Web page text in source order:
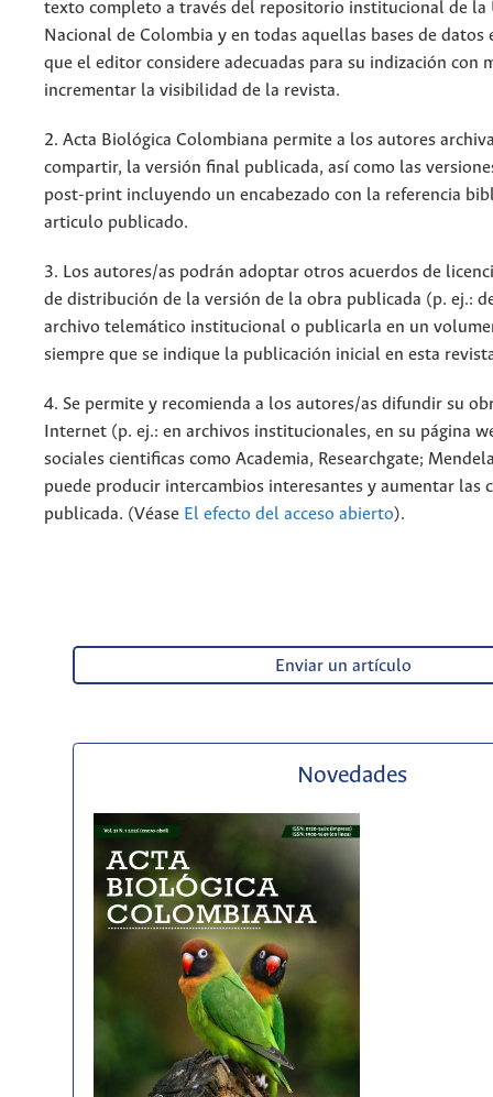
texto completo a través del repositorio institucional de la
Nacional de Colombia y en todas aquellas bases de datos
que el editor considere adecuadas para su indización con
incrementar la visibilidad de la revista.
2. Acta Biológica Colombiana permite a los autores
compartir, la versión final publicada, así como las
post-print incluyendo un encabezado con la referencia
articulo publicado.
3. Los autores/as podrán adoptar otros acuerdos de
de distribución de la versión de la obra publicada (p. ej.:
archivo telemático institucional o publicarla en un
siempre que se indique la publicación inicial en esta
4. Se permite y recomienda a los autores/as difundir su
Internet (p. ej.: en archivos institucionales, en su página
sociales cientificas como Academia, Researchgate;
puede producir intercambios interesantes y aumentar las
publicada. (Véase El efecto del acceso abierto).
Enviar un artículo
Novedades